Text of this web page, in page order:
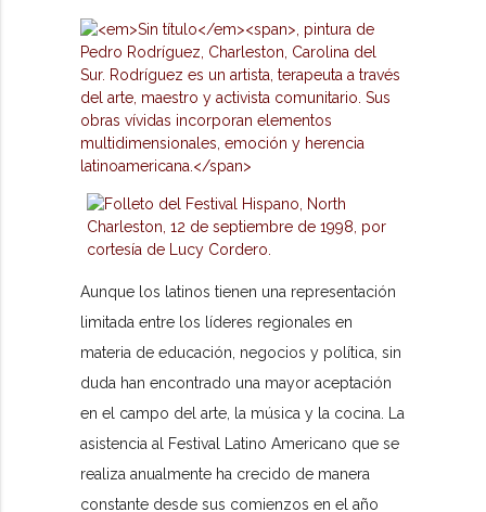
Aunque los latinos tienen una representación
limitada entre los líderes regionales en
materia de educación, negocios y política, sin
duda han encontrado una mayor aceptación
en el campo del arte, la música y la cocina. La
asistencia al Festival Latino Americano que se
realiza anualmente ha crecido de manera
constante desde sus comienzos en el año